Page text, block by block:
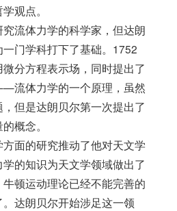
观点。
流体力学的科学家，但达朗
门学科打下了基础。1752
分方程表示场，同时提出了
流体力学的一个原理，虽然
但是达朗贝尔第一次提出了
概念。
面的研究推动了他对天文学
的知识为天文学领域做出了
顿运动理论已经不能完善的
达朗贝尔开始涉足这一领